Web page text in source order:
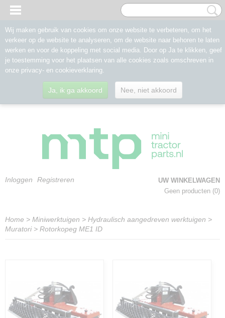
Inloggen Registreren
UW WINKELWAGEN
Geen producten (0)
Home > Miniwerktuigen > Hydraulisch aangedreven werktuigen >
Muratori> Rotorkopeg ME1 ID
Wij maken gebruik van cookies om onze website te verbeteren, om het
verkeer op de website te analyseren, om de website naar behoren te laten
werken en voor de koppeling met social media. Door op Ja te klikken, geef
je toestemming voor het plaatsen van alle cookies zoals omschreven in
onze privacy- en cookieverklaring.
Ja, ik ga akkoord Nee, niet akkoord